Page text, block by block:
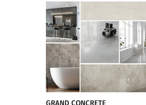
GRAND CONCRETE